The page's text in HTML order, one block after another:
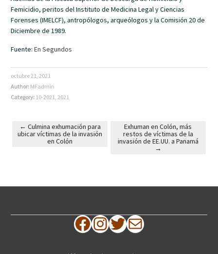
Femicidio, peritos del Instituto de Medicina Legal y Ciencias
Forenses (IMELCF), antropólogos, arqueólogos y la Comisión 20 de
Diciembre de 1989.
Fuente:En Segundos
octubre 21, 2021
Author: MFadmin
Category: 10-2021 ,2021
Post navigation
← Culmina exhumación para
ubicar víctimas de la invasión
en Colón
Exhuman en Colón, más
restos de víctimas de la
invasión de EE.UU. a Panamá
→
Facebook
Instagram
Twitter
Correo electrónico